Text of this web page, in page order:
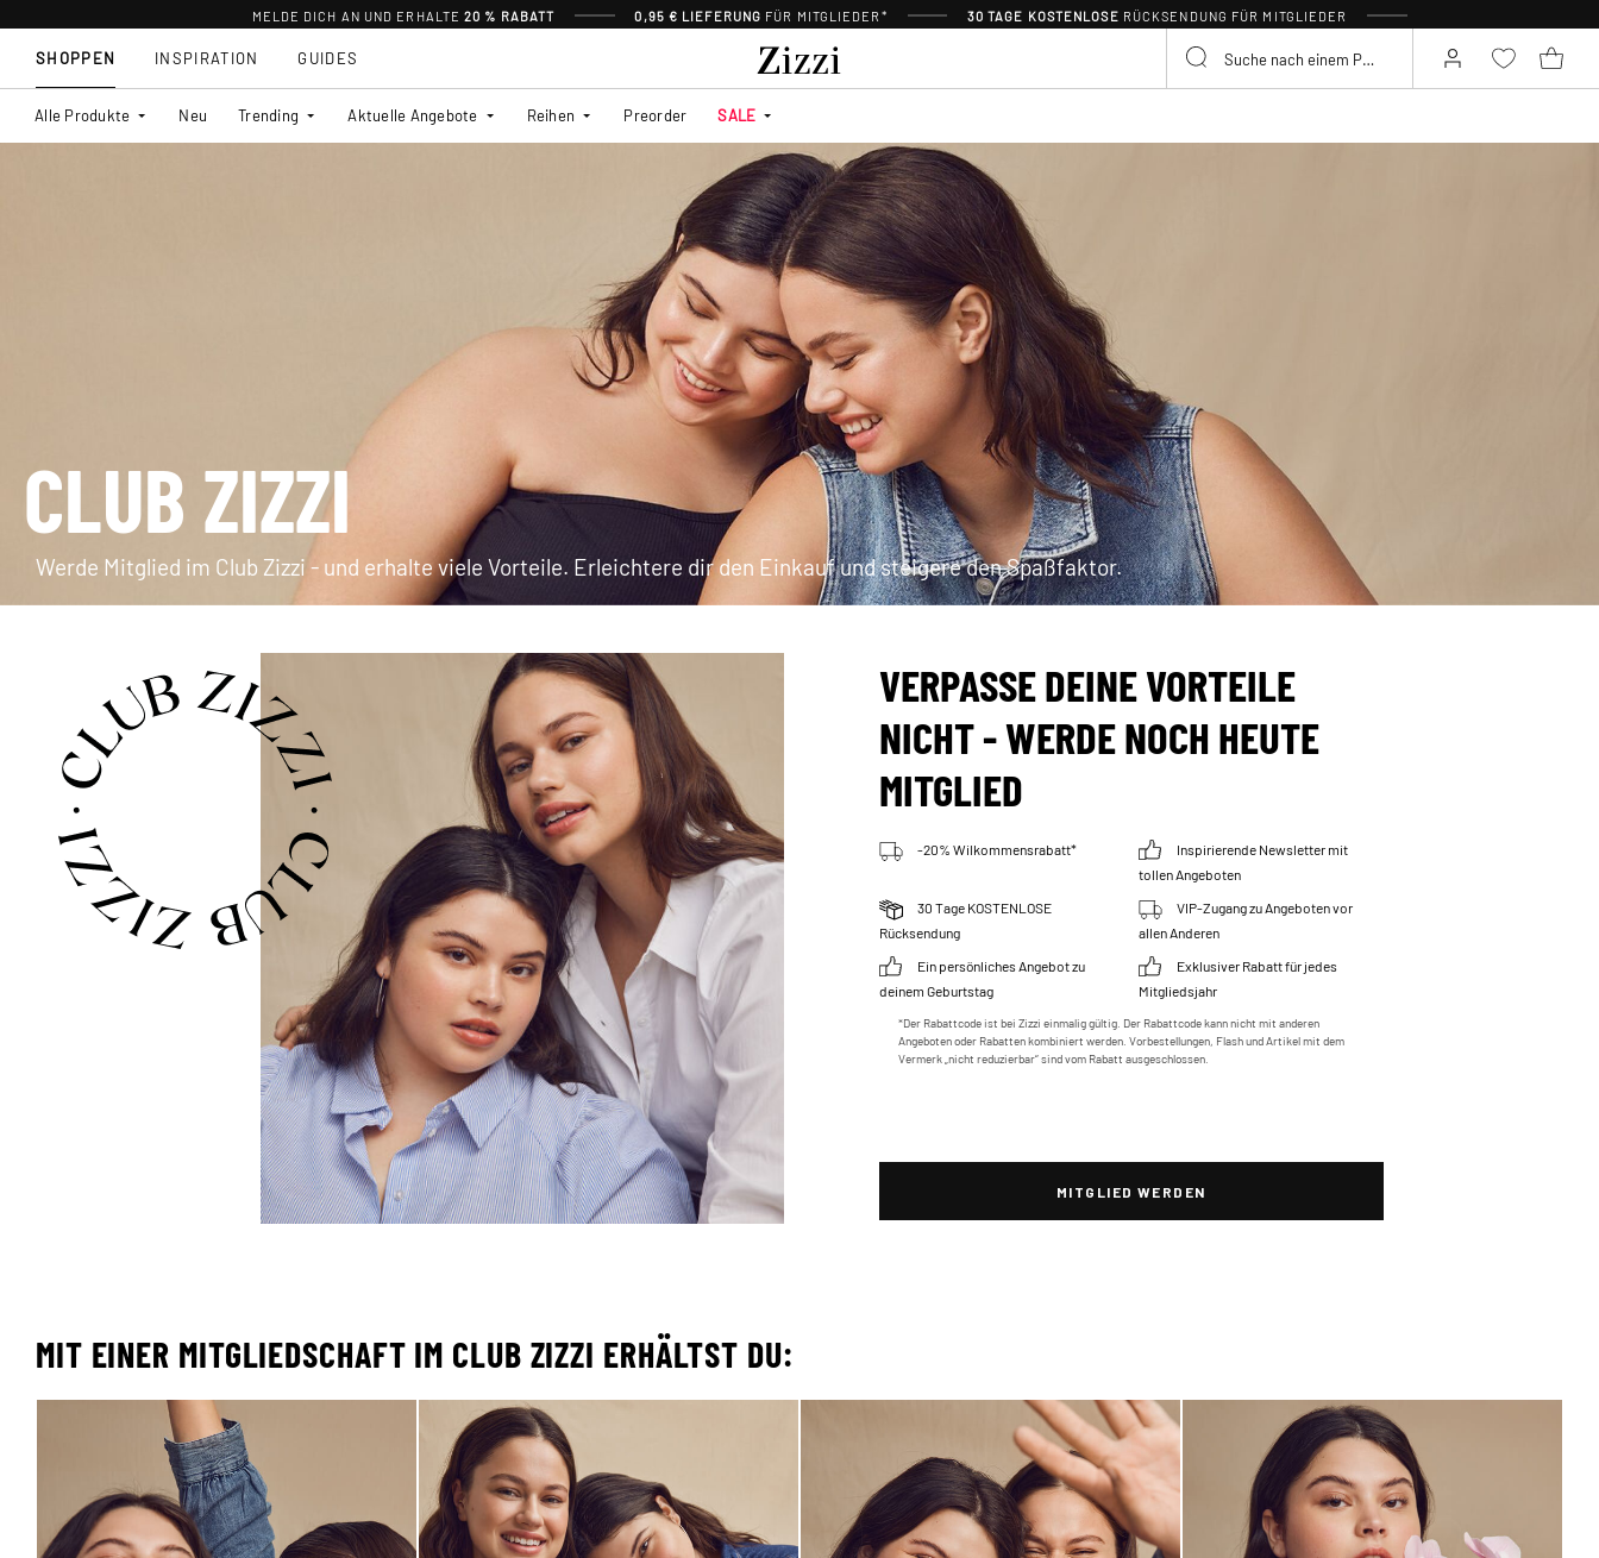
MELDE DICH AN UND ERHALTE20 % RABATT 0,95 € LIEFERUNG FÜR MITGLIEDER* 30 TAGE KOSTENLOSE RÜCKSENDUNG FÜR MITGLIEDER
SHOPPEN
Alle Produkte Neu Trending Aktuelle Angebote Reihen Preorder SALE
INSPIRATION GUIDES
CLUB ZIZZI
Werde Mitglied im Club Zizzi - und erhalte viele Vorteile. Erleichtere dir den Einkauf und steigere den Spaßfaktor.
VERPASSE DEINE VORTEILE
NICHT - WERDE NOCH HEUTE
MITGLIED
-20% Wilkommensrabatt*
Inspirierende Newsletter mit
tollen Angeboten
30 Tage KOSTENLOSE
Rücksendung
VIP-Zugang zu Angeboten vor
allen Anderen
Ein persönliches Angebot zu
deinem Geburtstag
Exklusiver Rabatt für jedes
Mitgliedsjahr
*Der Rabattcode ist bei Zizzi einmalig gültig. Der Rabattcode kann nicht mit anderen
Angeboten oder Rabatten kombiniert werden. Vorbestellungen, Flash und Artikel mit dem
Vermerk „nicht reduzierbar“ sind vom Rabatt ausgeschlossen.
MITGLIED WERDEN
MIT EINER MITGLIEDSCHAFT IM CLUB ZIZZI ERHÄLTST DU: